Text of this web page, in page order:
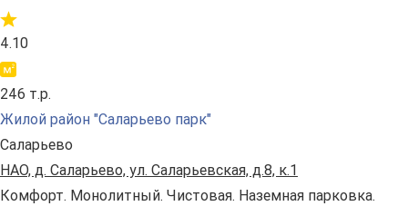
4.10
246 т.р.
Жилой район "Саларьево парк"
Саларьево
НАО, д. Саларьево, ул. Саларьевская, д.8, к.1
Комфорт. Монолитный. Чистовая. Наземная парковка.